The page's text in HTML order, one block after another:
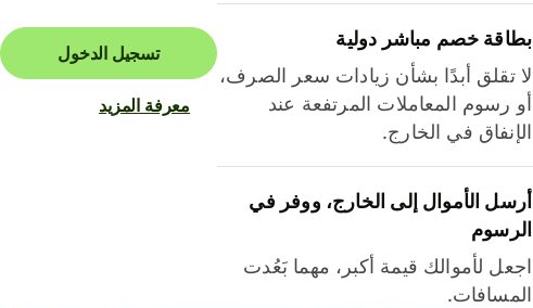
بطاقة خصم مباشر دولية
لا تقلق أبدًا بشأن زيادات سعر الصرف،
أو رسوم المعاملات المرتفعة عند
الإنفاق في الخارج.
أرسل الأموال إلى الخارج، ووفر في
الرسوم
اجعل لأموالك قيمة أكبر، مهما بَعُدت
المسافات.
تسجيل الدخول
معرفة المزيد